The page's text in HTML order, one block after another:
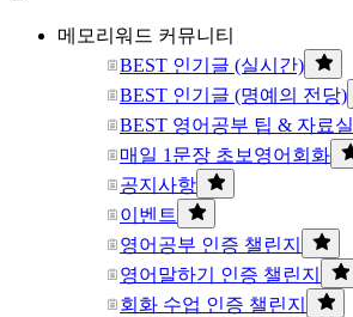
메모리워드 커뮤니티
BEST 인기글 (실시간)
BEST 인기글 (명예의 전당)
BEST 영어공부 팁 & 자료실
매일 1문장 초보영어회화
공지사항
이벤트
영어공부 인증 챌린지
영어말하기 인증 챌린지
회화 수업 인증 챌린지